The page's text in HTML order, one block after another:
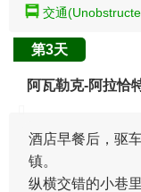
交通
第3天
阿瓦勒克-阿拉恰
酒店早餐后，驱
镇。
纵横交错的小巷